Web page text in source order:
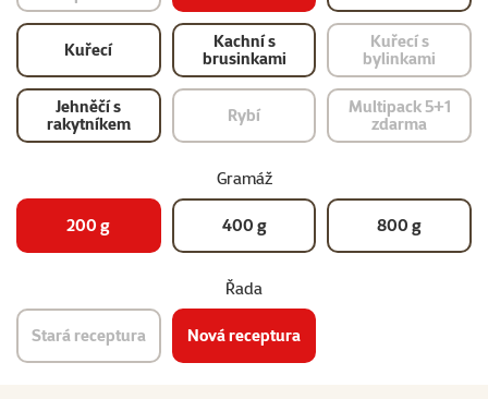
Kuřecí
Kachní s
brusinkami
Kuřecí s
bylinkami
Jehněčí s
rakytníkem
Rybí
Multipack 5+1
zdarma
Gramáž
200 g 400 g 800 g
Řada
Stará receptura Nová receptura